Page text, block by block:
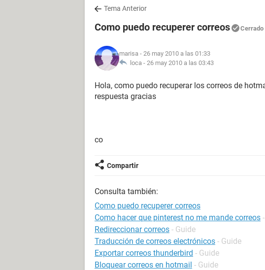
Tema Anterior
Como puedo recuperer correos Cerrado
marisa - 26 may 2010 a las 01:33
loca - 26 may 2010 a las 03:43
Hola, como puedo recuperar los correos de
respuesta gracias
co
Compartir
Consulta también:
Como puedo recuperer correos
Como hacer que pinterest no me mande correos
Redireccionar correos - Guide
Traducción de correos electrónicos - Guide
Exportar correos thunderbird - Guide
Bloquear correos en hotmail - Guide